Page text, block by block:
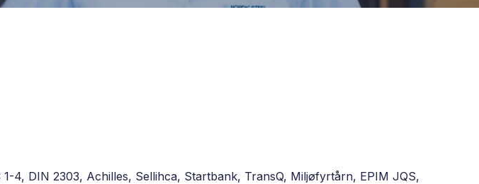
4, DIN 2303, Achilles, Sellihca, Startbank, TransQ, Miljøfyrtårn, EPIM JQS,